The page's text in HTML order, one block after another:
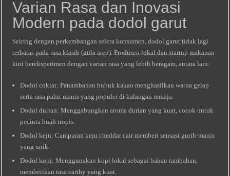
Varian Rasa dan Inovasi
Modern pada dodol garut
Seiring dengan perkembangan selera konsumen, dodol garut tidak lagi
terbatas pada rasa klasik (gula aren). Produsen lokal dan startup makanan
kini bereksperimen dengan varian rasa yang lebih beragam, antara lain:
Dodol coklat: Penambahan bubuk kakao menghasilkan warna gelap
serta rasa pahit manis yang populer di kalangan remaja.
Dodol durian: Menggabungkan aroma durian yang kuat, cocok untuk
pecinta buah tropis.
Dodol keju: Campuran keju cheddar cair memberi sensasi gurih‑manis
yang unik.
Dodol kopi: Menggunakan kopi lokal sebagai bahan tambahan,
memberikan rasa earthy yang kuat.